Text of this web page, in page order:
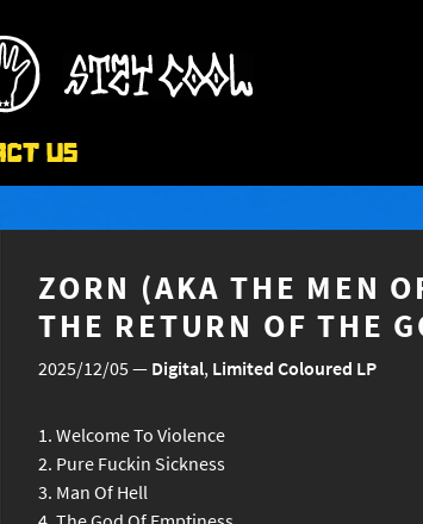
Us
ZORN (AKA THE MEN
THE RETURN OF THE
2025/12/05 — Digital, Limited Coloured LP
Welcome To Violence
Pure Fuckin Sickness
Man Of Hell